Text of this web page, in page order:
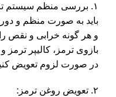
۱. بررسی منظم سیستم ترمز:
باید به صورت منظم و
و هر گونه خرابی و نقص را
بازوی ترمز، کالیپر
در صورت لزوم تعویض
۲. تعویض روغن ترمز: